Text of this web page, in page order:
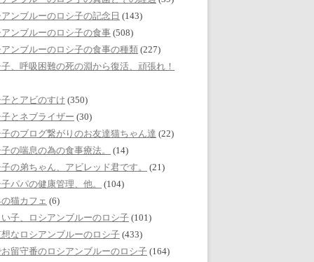
ンブルーのロシ子の記念日 (143)
ンブルーのロシ子の食事 (508)
ンブルーのロシ子の食事の種類 (227)
、呼吸困難の死の淵から復活、頑張れ！
とアビのすけ (350)
とネブライザー (30)
のブログ繋がりのお友達猫ちゃん達 (22)
の喘息の為の食事療法。
(14)
の弟ちゃん、アビレッド君です。
(21)
パパの健康管理、他。
(104)
猫カフェ (6)
子、ロシアンブルーのロシ子 (101)
なロシアンブルーのロシ子 (433)
留守番のロシアンブルーのロシ子 (164)